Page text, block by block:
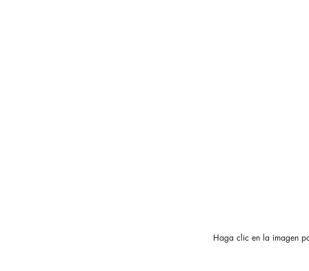
Haga clic en la imagen